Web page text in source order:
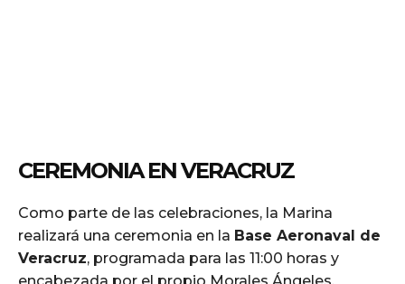
CEREMONIA EN VERACRUZ
Como parte de las celebraciones, la Marina
realizará una ceremonia en la Base Aeronaval de
Veracruz, programada para las 11:00 horas y